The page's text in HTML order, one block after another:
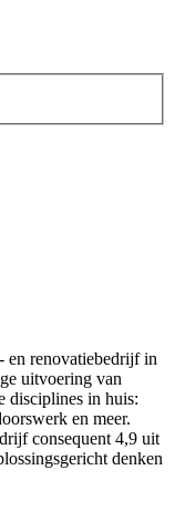
en renovatiebedrijf in
uitvoering van
disciplines in huis:
en meer.
consequent 4,9 uit
denken